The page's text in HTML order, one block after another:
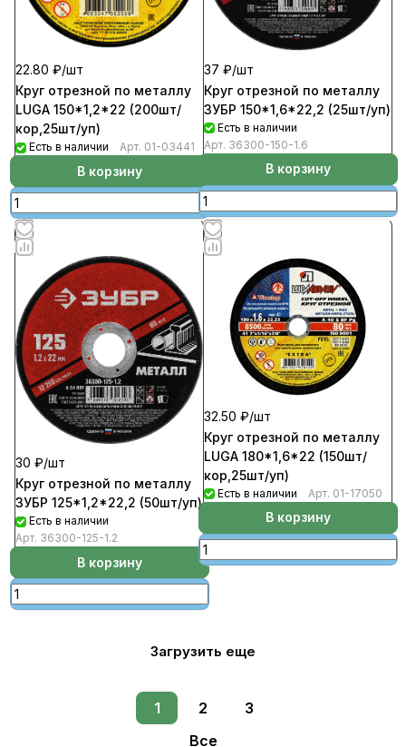
22.80 ₽/шт
Круг отрезной по металлу
LUGA 150*1,2*22 (200шт/
кор,25шт/уп)
Есть в наличии Арт. 01-03441
В корзину
37 ₽/шт
Круг отрезной по металлу
ЗУБР 150*1,6*22,2 (25шт/уп)
Есть в наличии
Арт. 36300-150-1.6
В корзину
30 ₽/шт
Круг отрезной по металлу
ЗУБР 125*1,2*22,2 (50шт/уп)
Есть в наличии
Арт. 36300-125-1.2
В корзину
32.50 ₽/шт
Круг отрезной по металлу
LUGA 180*1,6*22 (150шт/
кор,25шт/уп)
Есть в наличии Арт. 01-17050
В корзину
Загрузить еще
1 2
3
Все